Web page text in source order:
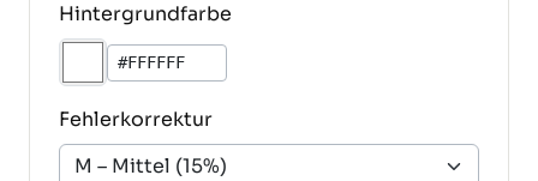
Hintergrundfarbe
Fehlerkorrektur